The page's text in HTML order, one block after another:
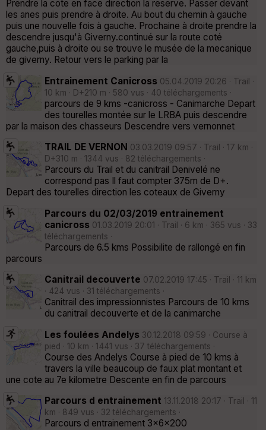
Prendre la cote en face direction la reserve. Passer devant
les anes puis prendre à droite. Au bout du chemin à gauche
puis une nouvelle fois à gauche. Prochaine à droite prendre la
descendre jusqu'à Giverny.continué sur la route coté
gauche,puis à droite ou se trouve le musée de la mecanique
de giverny. Retour vers le parking par la
Entrainement Canicross 05.04.2019 20:26 · Trail ·
10 km · D+210 m · 580 vus · 40 téléchargements ·
parcours de 9 kms -canicross - Canimarche Depart
des tourelles montée sur le LRBA puis descendre
par la maison des chasseurs Descendre vers vernonnet
TRAIL DE VERNON 03.03.2019 09:57 · Trail · 17 km ·
D+310 m · 1344 vus · 82 téléchargements ·
Parcours du Trail et du canitrail Denivelé ne
correspond pas Il faut compter 375m de D+.
Depart des tourelles direction les coteaux de Giverny
Parcours du 02/03/2019 entrainement
canicross 01.03.2019 20:01 · Trail · 6 km · 365 vus · 33
téléchargements ·
Parcours de 6.5 kms Possibilite de rallongé en fin
parcours
Canitrail decouverte 07.02.2019 17:45 · Trail · 11 km
· 424 vus · 31 téléchargements ·
Canitrail des impressionnistes Parcours de 10 kms
du canitrail decouverte et de la canimarche
Les foulées Andelys 30.12.2018 09:59 · Course à
pied · 10 km · 1441 vus · 37 téléchargements ·
Course des Andelys Course à pied de 10 kms à
travers la ville beaucoup de faux plat montant et
une cote au 7e kilometre Descente en fin de parcours
Parcours d entrainement 13.11.2018 20:17 · Trail · 11
km · 849 vus · 32 téléchargements ·
Parcours d entrainement 3x6x200